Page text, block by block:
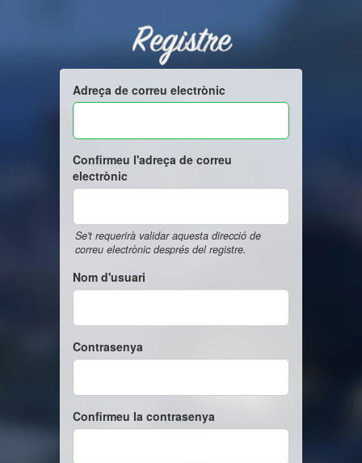
Registre
Adreça de correu electrònic
Confirmeu l'adreça de correu
electrònic
Se't requerirà validar aquesta direcció de
correu electrònic després del registre.
Nom d'usuari
Contrasenya
Confirmeu la contrasenya